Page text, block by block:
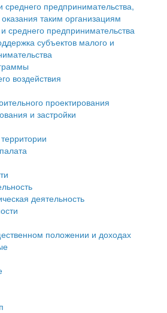
воздействия
проектирования
и застройки
среднего предпринимательства,
таким организациям
среднего предпринимательства
субъектов малого и
воздействия
проектирования
и застройки
деятельность
положении и доходах